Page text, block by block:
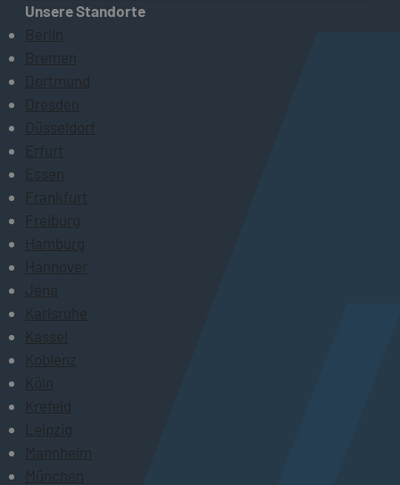
Unsere Standorte
Berlin
Bremen
Dortmund
Dresden
Düsseldorf
Erfurt
Essen
Frankfurt
Freiburg
Hamburg
Hannover
Jena
Karlsruhe
Kassel
Koblenz
Köln
Krefeld
Leipzig
Mannheim
München